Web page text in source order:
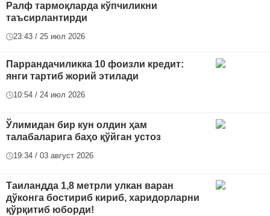
Ралф тармоқларда кўпчиликни
таъсирлантирди
23:43 / 25 июл 2026
Паррандачиликка 10 фоизли кредит:
янги тартиб жорий этилади
10:54 / 24 июл 2026
Ўлимидан бир кун олдин ҳам
талабаларига баҳо қўйган устоз
19:34 / 03 август 2026
Таиландда 1,8 метрли улкан варан
дўконга бостириб кириб, харидорларни
қўрқитиб юборди!